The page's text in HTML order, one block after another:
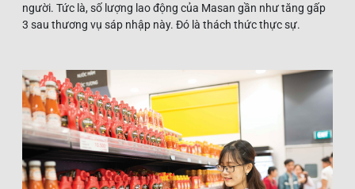
người. Tức là, số lượng lao động của Masan gần như tăng gấp
3 sau thương vụ sáp nhập này. Đó là thách thức thực sự.